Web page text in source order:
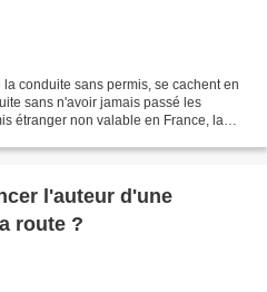
conduite sans permis, se cachent en
sans n'avoir jamais passé les
étranger non valable en France, la
l'auteur d'une
route ?